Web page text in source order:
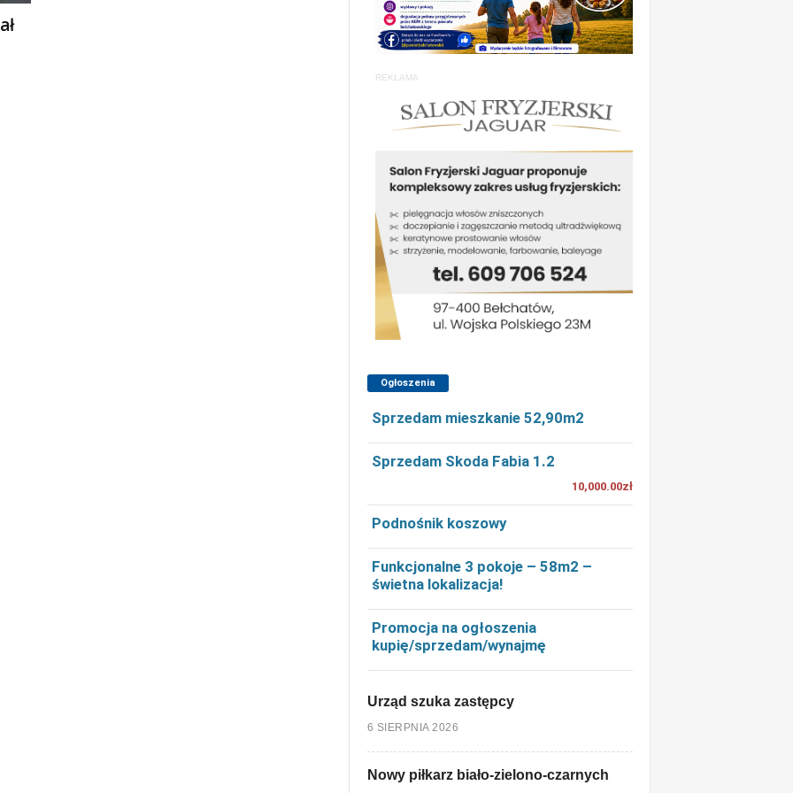
REKLAMA
Ogłoszenia
Sprzedam mieszkanie 52,90m2
Sprzedam Skoda Fabia 1.2
10,000.00zł
Podnośnik koszowy
Funkcjonalne 3 pokoje – 58m2 –
świetna lokalizacja!
Promocja na ogłoszenia
kupię/sprzedam/wynajmę
Urząd szuka zastępcy
6 SIERPNIA 2026
Nowy piłkarz biało-zielono-czarnych